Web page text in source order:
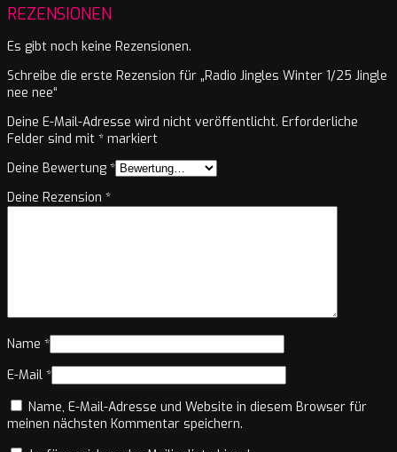
REZENSIONEN
Es gibt noch keine Rezensionen.
Schreibe die erste Rezension für „Radio Jingles Winter 1/25 Jingle
nee nee“
Deine E-Mail-Adresse wird nicht veröffentlicht. Erforderliche
Felder sind mit * markiert
Deine Bewertung *
Deine Rezension *
Name *
E-Mail *
Name, E-Mail-Adresse und Website in diesem Browser für
meinen nächsten Kommentar speichern.